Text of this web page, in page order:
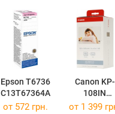
Epson T6736
C13T67364A
Canon KP-
108IN
3115B001
от 572 грн. от 1 399